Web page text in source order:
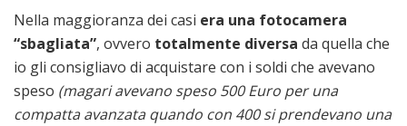
Nella maggioranza dei casi era una fotocamera
“sbagliata”, ovvero totalmente diversa da quella che
io gli consigliavo di acquistare con i soldi che avevano
speso (magari avevano speso 500 Euro per una
compatta avanzata quando con 400 si prendevano una